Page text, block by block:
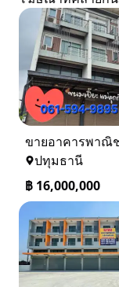
ปทุมธานี
฿ 16,000,000